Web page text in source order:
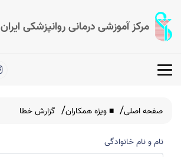
مرکز آموزشی درمانی روانپزشکی ایران
صفحه اصلی ■ ویژه همکاران گزارش خطا
نام و نام خانوادگی